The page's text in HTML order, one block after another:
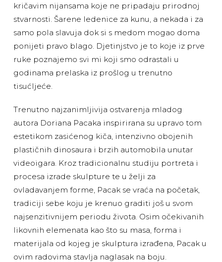
kričavim nijansama koje ne pripadaju prirodnoj
stvarnosti. Šarene ledenice za kunu, a nekada i za
samo pola slavuja dok si s medom mogao doma
ponijeti pravo blago. Djetinjstvo je to koje iz prve
ruke poznajemo svi mi koji smo odrastali u
godinama prelaska iz prošlog u trenutno
tisućljeće.
Trenutno najzanimljivija ostvarenja mladog
autora Doriana Pacaka inspirirana su upravo tom
estetikom zasićenog kiča, intenzivno obojenih
plastičnih dinosaura i brzih automobila unutar
videoigara. Kroz tradicionalnu studiju portreta i
procesa izrade skulpture te u želji za
ovladavanjem forme, Pacak se vraća na početak,
tradiciji sebe koju je krenuo graditi još u svom
najsenzitivnijem periodu života. Osim očekivanih
likovnih elemenata kao što su masa, forma i
materijala od kojeg je skulptura izrađena, Pacak u
ovim radovima stavlja naglasak na boju.